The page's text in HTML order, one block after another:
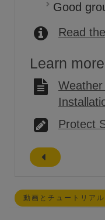
Good
Read
Learn
Weather
Protect
動画とチュートリア